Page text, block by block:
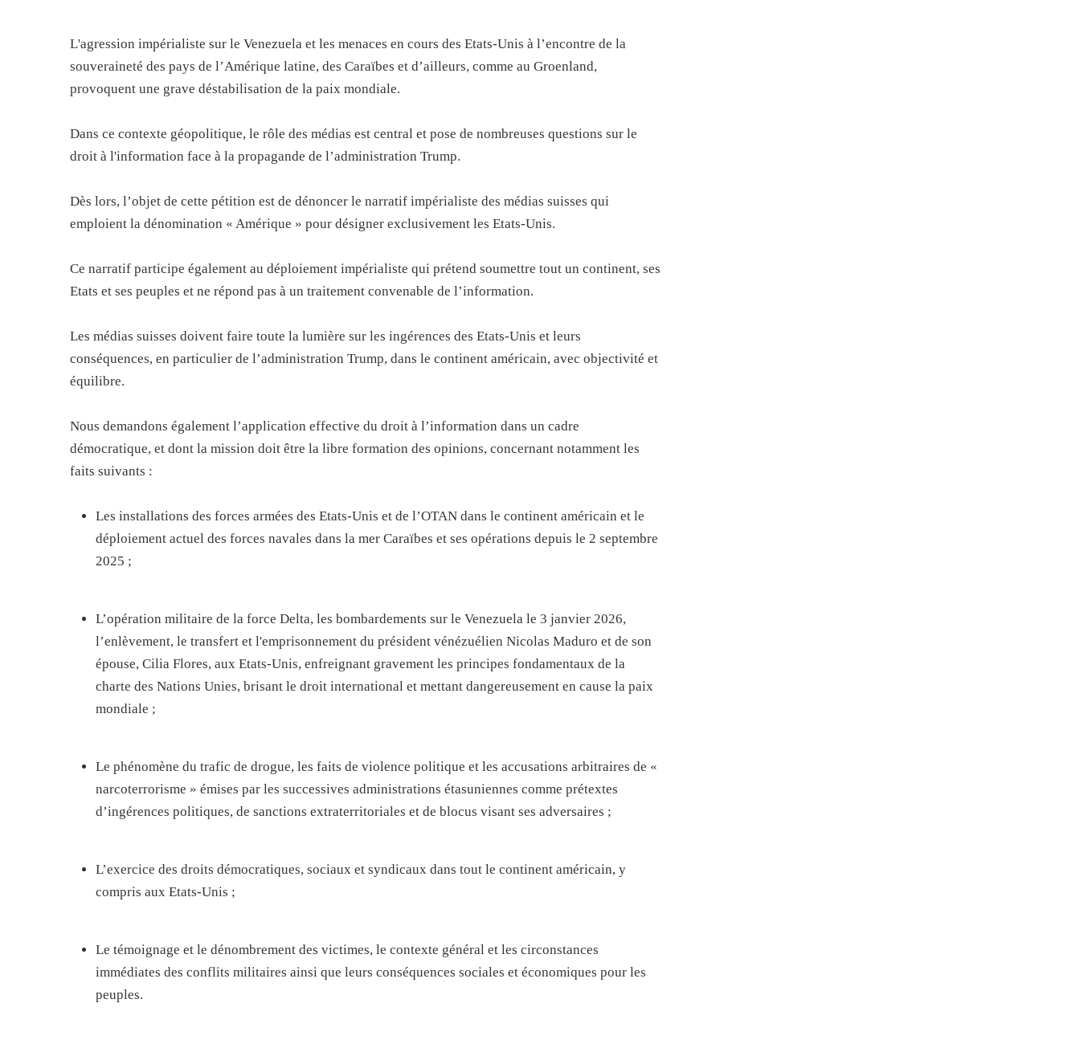
L'agression impérialiste sur le Venezuela et les menaces en cours des Etats-Unis à l’encontre de la
souveraineté des pays de l’Amérique latine, des Caraïbes et d’ailleurs, comme au Groenland,
provoquent une grave déstabilisation de la paix mondiale.
Dans ce contexte géopolitique, le rôle des médias est central et pose de nombreuses questions sur le
droit à l'information face à la propagande de l’administration Trump.
Dès lors, l’objet de cette pétition est de dénoncer le narratif impérialiste des médias suisses qui
emploient la dénomination « Amérique » pour désigner exclusivement les Etats-Unis.
Ce narratif participe également au déploiement impérialiste qui prétend soumettre tout un continent, ses
Etats et ses peuples et ne répond pas à un traitement convenable de l’information.
Les médias suisses doivent faire toute la lumière sur les ingérences des Etats-Unis et leurs
conséquences, en particulier de l’administration Trump, dans le continent américain, avec objectivité et
équilibre.
Nous demandons également l’application effective du droit à l’information dans un cadre
démocratique, et dont la mission doit être la libre formation des opinions, concernant notamment les
faits suivants :
Les installations des forces armées des Etats-Unis et de l’OTAN dans le continent américain et le
déploiement actuel des forces navales dans la mer Caraïbes et ses opérations depuis le 2 septembre
2025 ;
L’opération militaire de la force Delta, les bombardements sur le Venezuela le 3 janvier 2026,
l’enlèvement, le transfert et l'emprisonnement du président vénézuélien Nicolas Maduro et de son
épouse, Cilia Flores, aux Etats-Unis, enfreignant gravement les principes fondamentaux de la
charte des Nations Unies, brisant le droit international et mettant dangereusement en cause la paix
mondiale ;
Le phénomène du trafic de drogue, les faits de violence politique et les accusations arbitraires de «
narcoterrorisme » émises par les successives administrations étasuniennes comme prétextes
d’ingérences politiques, de sanctions extraterritoriales et de blocus visant ses adversaires ;
L’exercice des droits démocratiques, sociaux et syndicaux dans tout le continent américain, y
compris aux Etats-Unis ;
Le témoignage et le dénombrement des victimes, le contexte général et les circonstances
immédiates des conflits militaires ainsi que leurs conséquences sociales et économiques pour les
peuples.